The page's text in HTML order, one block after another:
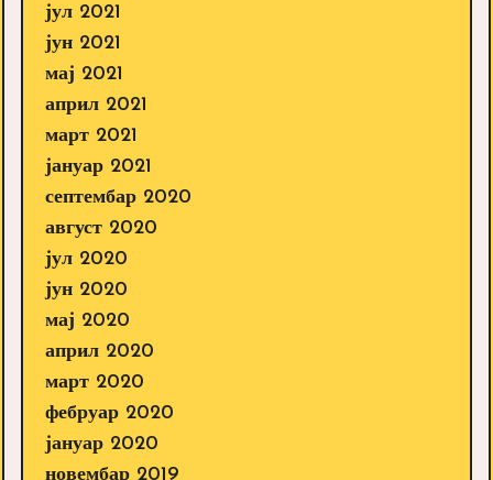
јул 2021
јун 2021
мај 2021
април 2021
март 2021
јануар 2021
септембар 2020
август 2020
јул 2020
јун 2020
мај 2020
април 2020
март 2020
фебруар 2020
јануар 2020
новембар 2019